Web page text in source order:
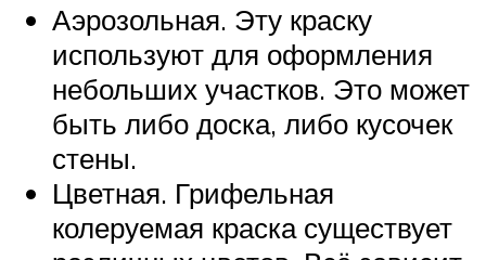
Аэрозольная. Эту краску
используют для оформления
небольших участков. Это может
быть либо доска, либо кусочек
стены.
Цветная. Грифельная
колеруемая краска существует